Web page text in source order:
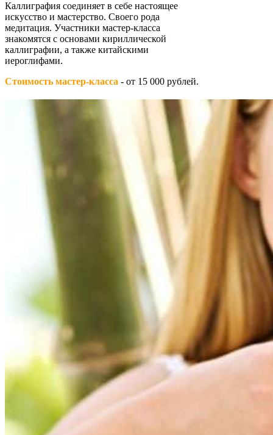
Каллиграфия соединяет в себе настоящее
искусство и мастерство. Своего рода
медитация. Участники мастер-класса
знакомятся с основами кириллической
каллиграфии, а также китайскими
иероглифами.
Стоимость мастер-класса - от 15 000 рублей.